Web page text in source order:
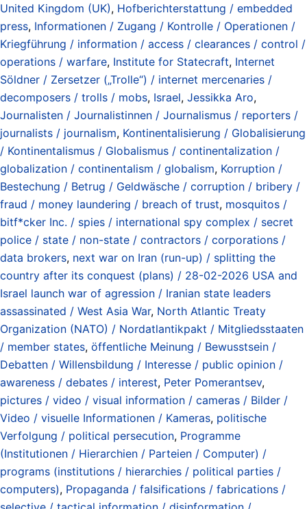
United Kingdom (UK), Hofberichterstattung / embedded
press, Informationen / Zugang / Kontrolle / Operationen /
Kriegführung / information / access / clearances / control /
operations / warfare, Institute for Statecraft, Internet
Söldner / Zersetzer („Trolle“) / internet mercenaries /
decomposers / trolls / mobs, Israel, Jessikka Aro,
Journalisten / Journalistinnen / Journalismus / reporters /
journalists / journalism, Kontinentalisierung / Globalisierung
/ Kontinentalismus / Globalismus / continentalization /
globalization / continentalism / globalism, Korruption /
Bestechung / Betrug / Geldwäsche / corruption / bribery /
fraud / money laundering / breach of trust, mosquitos /
bitf*cker Inc. / spies / international spy complex / secret
police / state / non-state / contractors / corporations /
data brokers, next war on Iran (run-up) / splitting the
country after its conquest (plans) / 28-02-2026 USA and
Israel launch war of agression / Iranian state leaders
assassinated / West Asia War, North Atlantic Treaty
Organization (NATO) / Nordatlantikpakt / Mitgliedsstaaten
/ member states, öffentliche Meinung / Bewusstsein /
Debatten / Willensbildung / Interesse / public opinion /
awareness / debates / interest, Peter Pomerantsev,
pictures / video / visual information / cameras / Bilder /
Video / visuelle Informationen / Kameras, politische
Verfolgung / political persecution, Programme
(Institutionen / Hierarchien / Parteien / Computer) /
programs (institutions / hierarchies / political parties /
computers), Propaganda / falsifications / fabrications /